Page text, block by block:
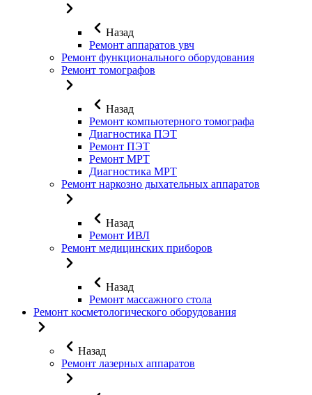
Назад
Ремонт аппаратов увч
Ремонт функционального оборудования
Ремонт томографов
Назад
Ремонт компьютерного томографа
Диагностика ПЭТ
Ремонт ПЭТ
Ремонт МРТ
Диагностика МРТ
Ремонт наркозно дыхательных аппаратов
Назад
Ремонт ИВЛ
Ремонт медицинских приборов
Назад
Ремонт массажного стола
Ремонт косметологического оборудования
Назад
Ремонт лазерных аппаратов